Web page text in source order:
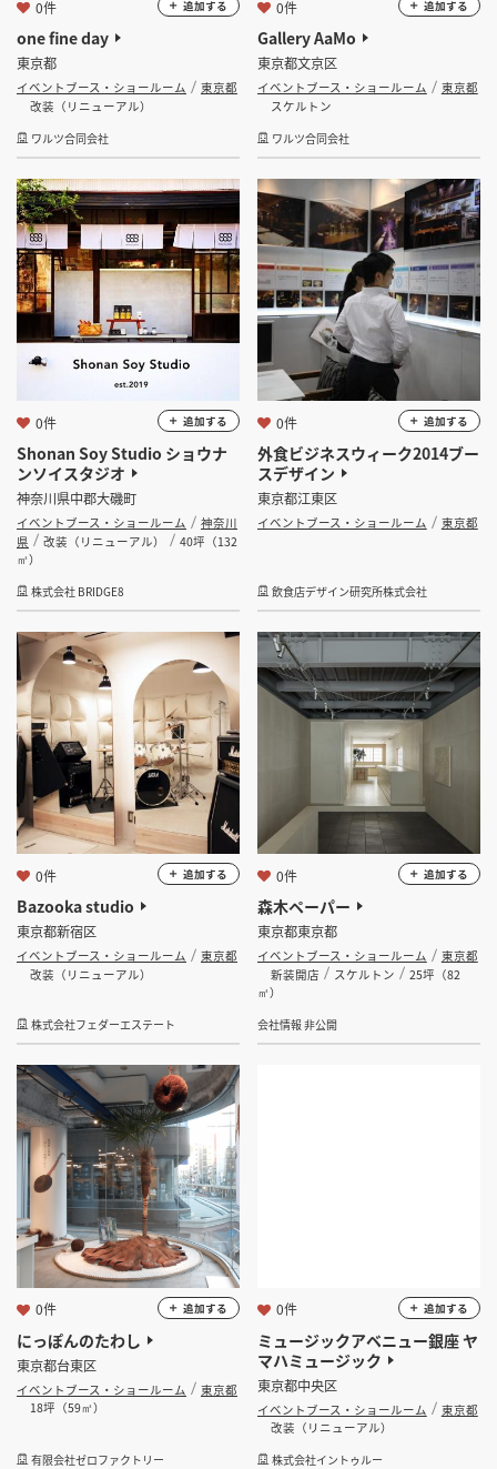
one fine day
東京都
イベントブース・ショールーム
東京都
改装（リニューアル）
ワルツ合同会社
0件 追加する
Gallery AaMo
東京都文京区
イベントブース・ショールーム
東京都
スケルトン
ワルツ合同会社
0件 追加する
Shonan Soy Studio ショウナ
ンソイスタジオ
神奈川県中郡大磯町
イベントブース・ショールーム
神奈川
県
改装（リニューアル）
40坪（132
㎡）
株式会社 BRIDGE8
0件 追加する
外食ビジネスウィーク2014ブー
スデザイン
東京都江東区
イベントブース・ショールーム 東京都
飲食店デザイン研究所株式会社
0件 追加する
Bazooka studio
東京都新宿区
イベントブース・ショールーム
東京都
改装（リニューアル）
株式会社フェダーエステート
0件 追加する
森木ペーパー
東京都東京都
イベントブース・ショールーム
東京都
新装開店
スケルトン
25坪（82
㎡）
会社情報 非公開
0件 追加する
にっぽんのたわし
東京都台東区
イベントブース・ショールーム
東京都
18坪（59㎡）
有限会社ゼロファクトリー
0件 追加する
ミュージックアベニュー銀座 ヤ
マハミュージック
東京都中央区
イベントブース・ショールーム
東京都
改装（リニューアル）
株式会社イントゥルー
0件 追加する